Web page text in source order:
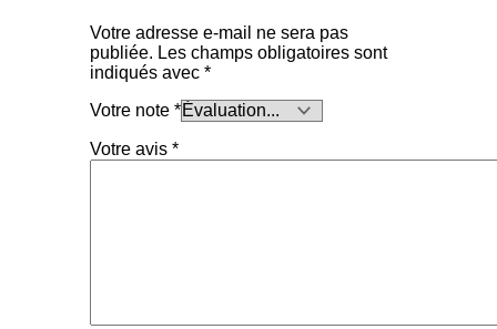
Votre adresse e-mail ne sera pas
publiée. Les champs obligatoires sont
indiqués avec *
Votre note *
Votre avis *